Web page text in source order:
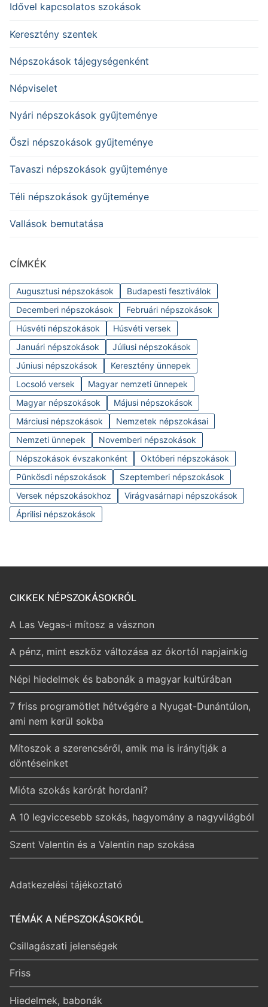
Idővel kapcsolatos szokások
Keresztény szentek
Népszokások tájegységenként
Népviselet
Nyári népszokások gyűjteménye
Őszi népszokások gyűjteménye
Tavaszi népszokások gyűjteménye
Téli népszokások gyűjteménye
Vallások bemutatása
CÍMKÉK
Augusztusi népszokások
Budapesti fesztiválok
Decemberi népszokások
Februári népszokások
Húsvéti népszokások
Húsvéti versek
Januári népszokások
Júliusi népszokások
Júniusi népszokások
Keresztény ünnepek
Locsoló versek
Magyar nemzeti ünnepek
Magyar népszokások
Májusi népszokások
Márciusi népszokások
Nemzetek népszokásai
Nemzeti ünnepek
Novemberi népszokások
Népszokások évszakonként
Októberi népszokások
Pünkösdi népszokások
Szeptemberi népszokások
Versek népszokásokhoz
Virágvasárnapi népszokások
Áprilisi népszokások
CIKKEK NÉPSZOKÁSOKRÓL
A Las Vegas-i mítosz a vásznon
A pénz, mint eszköz változása az ókortól napjainkig
Népi hiedelmek és babonák a magyar kultúrában
7 friss programötlet hétvégére a Nyugat-Dunántúlon,
ami nem kerül sokba
Mítoszok a szerencséről, amik ma is irányítják a
döntéseinket
Mióta szokás karórát hordani?
A 10 legviccesebb szokás, hagyomány a nagyvilágból
Szent Valentin és a Valentin nap szokása
Adatkezelési tájékoztató
TÉMÁK A NÉPSZOKÁSOKRÓL
Csillagászati jelenségek
Friss
Hiedelmek, babonák